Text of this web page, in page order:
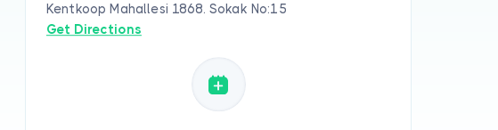
Kentkoop Mahallesi 1868. Sokak No:15
Get Directions